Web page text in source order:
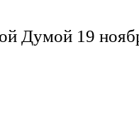
Думой 19